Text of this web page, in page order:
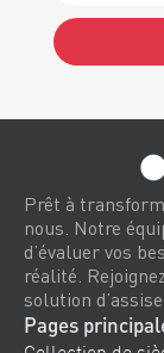
Prêt à
nous. Notre
d’évaluer vos
réalité.
solution
Pages